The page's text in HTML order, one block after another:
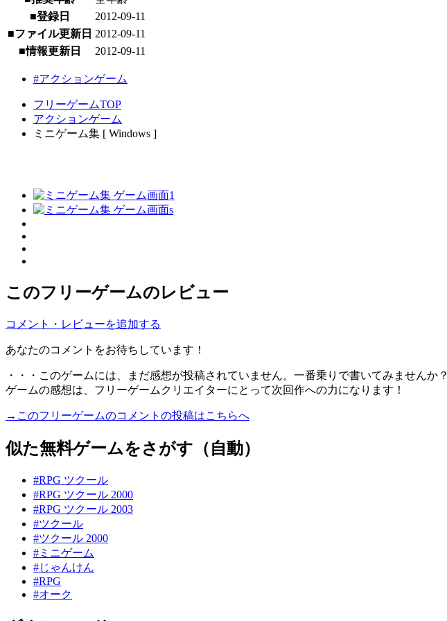
■登録日
2012-09-11
■ファイル更新日 2012-09-11
■情報更新日
2012-09-11
#アクションゲーム
フリーゲームTOP
アクションゲーム
ミニゲーム集 [ Windows ]
このフリーゲームのレビュー
コメント・レビューを追加する
あなたのコメントをお待ちしています！
・・・このゲームには、まだ感想が投稿されていません。一番乗りで書いてみませんか？
ゲームの感想は、フリーゲームクリエイターにとって次回作への力になります！
→このフリーゲームのコメントの投稿はこちらへ
似た無料ゲームをさがす（自動）
#RPG ツクール
#RPG ツクール 2000
#RPG ツクール 2003
#ツクール
#ツクール 2000
#ミニゲーム
#じゃんけん
#RPG
#オーク